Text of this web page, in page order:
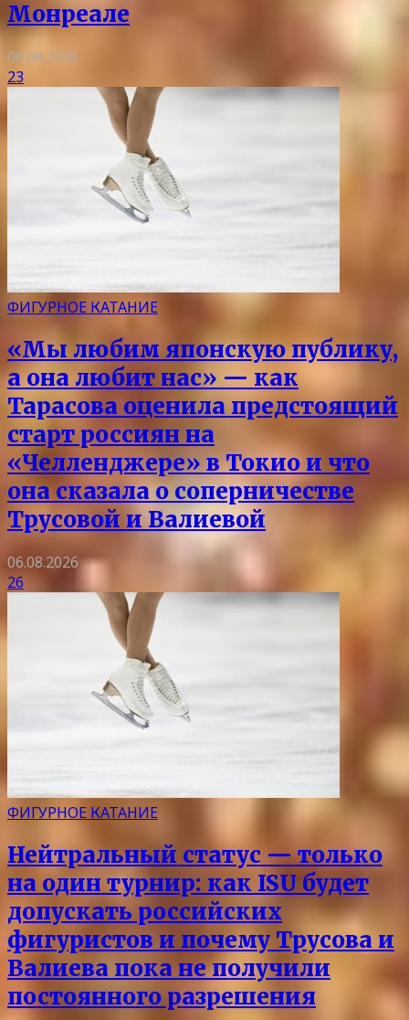
Монреале
06.08.2026
23
ФИГУРНОЕ КАТАНИЕ
«Мы любим японскую публику,
а она любит нас» — как
Тарасова оценила предстоящий
старт россиян на
«Челленджере» в Токио и что
она сказала о соперничестве
Трусовой и Валиевой
06.08.2026
26
ФИГУРНОЕ КАТАНИЕ
Нейтральный статус — только
на один турнир: как ISU будет
допускать российских
фигуристов и почему Трусова и
Валиева пока не получили
постоянного разрешения